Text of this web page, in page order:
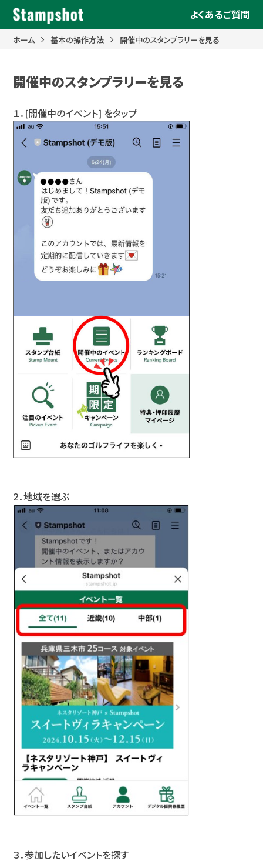
Skip
content
よくあるご質問
ホーム 基本の操作方法 開催中のスタンプラリーを見る
開催中のスタンプラリーを見る
１．[開催中のイベント] をタップ
2．地域を選ぶ
３．参加したいイベントを探す